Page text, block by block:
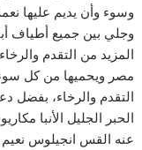
وسوء وأن يديم عليها
وجلي بين جميع أطياف
المزيد من التقدم
مصر ويحميها من كل
التقدم والرخاء، بفضل
الحبر الجليل الأنبا
عنه القس انجيلوس نعيم